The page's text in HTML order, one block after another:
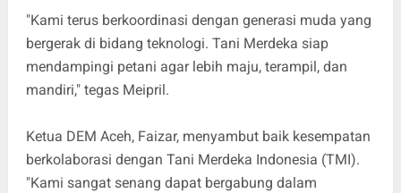
"Kami terus berkoordinasi dengan generasi muda yang
bergerak di bidang teknologi. Tani Merdeka siap
mendampingi petani agar lebih maju, terampil, dan
mandiri," tegas Meipril.
Ketua DEM Aceh, Faizar, menyambut baik kesempatan
berkolaborasi dengan Tani Merdeka Indonesia (TMI).
"Kami sangat senang dapat bergabung dalam